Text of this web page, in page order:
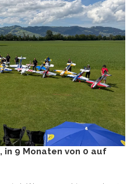
in 9 Monaten von 0 auf